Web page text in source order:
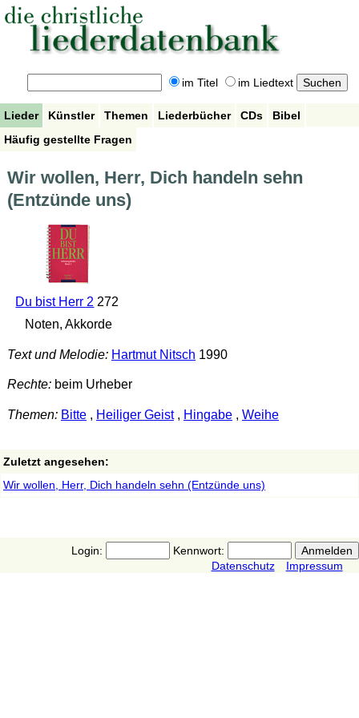
im Titel im Liedtext
Lieder Künstler Themen Liederbücher CDs
Bibel
Häufig gestellte Fragen
Wir wollen, Herr, Dich handeln sehn
(Entzünde uns)
Du bist Herr 2 272
Noten, Akkorde
Text und Melodie: Hartmut Nitsch 1990
Rechte:beim Urheber
Themen: Bitte, Heiliger Geist, Hingabe, Weihe
Zuletzt angesehen:
Wir wollen, Herr, Dich handeln sehn (Entzünde uns)
Login:
Kennwort:
Datenschutz
Impressum